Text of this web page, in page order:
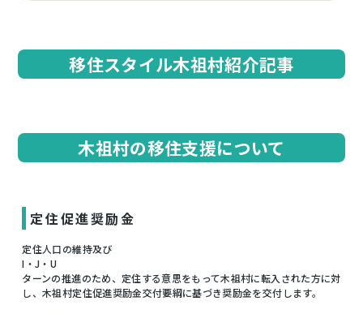
移住スタイル木祖村紹介記事
木祖村の移住支援について
定住促進奨励金
定住人口の維持及び
I・J・U
ターンの推進のため、定住する意思をもって木祖村に転入された方に対
し、木祖村定住促進奨励金交付要綱に基づき奨励金を交付します。